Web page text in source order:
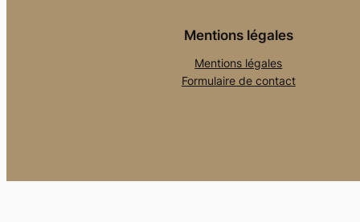
Mentions légales
Mentions légales
Formulaire de contact